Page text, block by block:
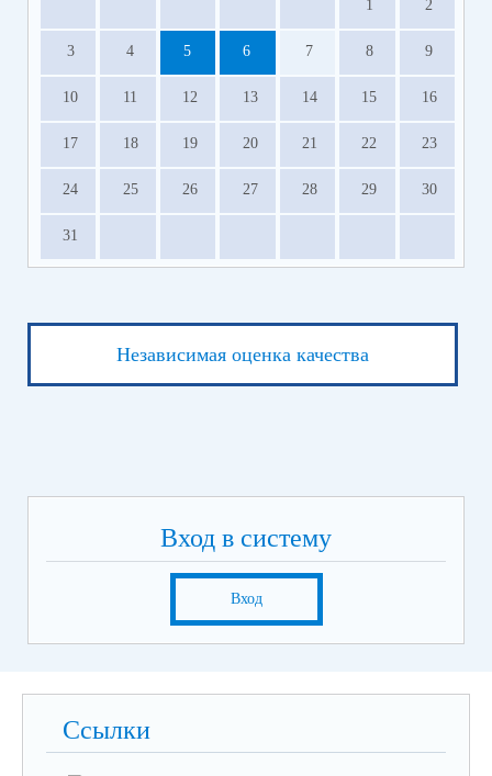
1 2
3 4 5 6 7 8 9
10 11 12 13 14 15 16
17 18 19 20 21 22 23
24 25 26 27 28 29 30
31
Независимая оценка качества
Вход в систему
Вход
Ссылки